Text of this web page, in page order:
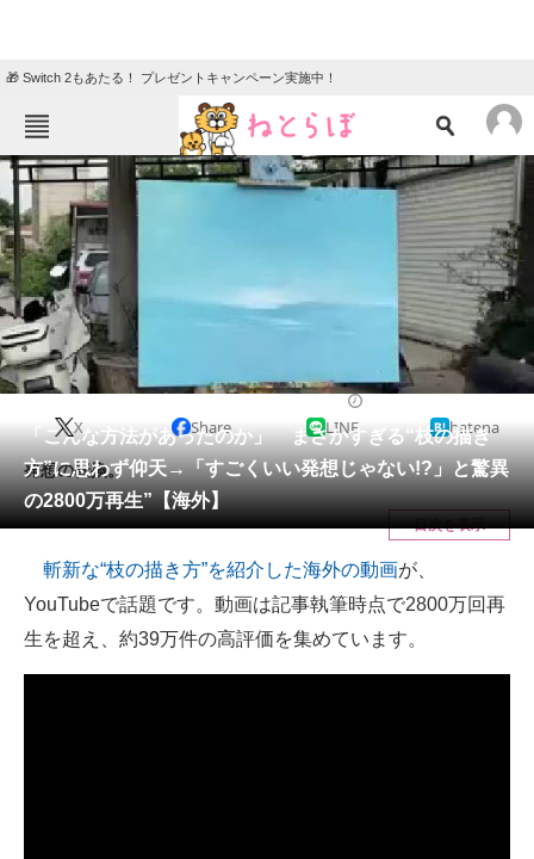
🎁 Switch 2もあたる！ プレゼントキャンペーン実施中！
ねとらぼメニュー
ニュース
エンタメ
グルメ 地域
住まい
動物 リサーチ
会員記事
メディア
注目記事を集めた総合ページ
ITの今と未来を見通す
スマホと通信の最新トレンド
「こんな方法があったのか」 まさかすぎる“枝の描き
方”に思わず仰天→「すごくいい発想じゃない!?」と驚異
の2800万再生”【海外】
X Share LINE hatena
発想の転換。
目次を表示
斬新な“枝の描き方”を紹介した海外の動画が、
YouTubeで話題です。動画は記事執筆時点で2800万回再
生を超え、約39万件の高評価を集めています。